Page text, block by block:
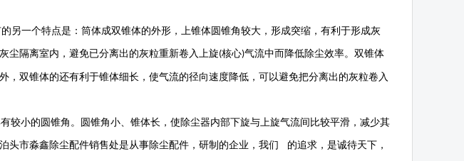
另一个特点是：筒体成双锥体的外形，上锥体圆锥角较大，形成突缩，有利于形成灰
尘隔离室内，避免已分离出的灰粒重新卷入上旋(核心)气流中而降低除尘效率。双锥体
，双锥体的还有利于锥体细长，使气流的径向速度降低，可以避免把分离出的灰粒卷入
较小的圆锥角。圆锥角小、锥体长，使除尘器内部下旋与上旋气流间比较平滑，减少其
头市淼鑫除尘配件销售处是从事除尘配件，研制的企业，我们 的追求，是诚待天下，